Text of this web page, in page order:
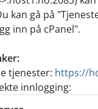
kan gå på
inn på cPanel".
tjenester: https://
innlogging: